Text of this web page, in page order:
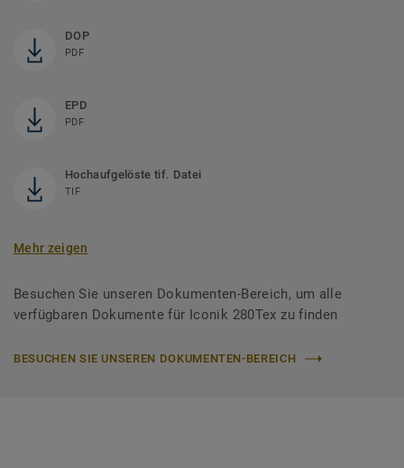
DOP
PDF
EPD
PDF
Hochaufgelöste tif. Datei
TIF
Mehr zeigen
Besuchen Sie unseren Dokumenten-Bereich, um alle
verfügbaren Dokumente für Iconik 280Tex zu finden
BESUCHEN SIE UNSEREN DOKUMENTEN-BEREICH